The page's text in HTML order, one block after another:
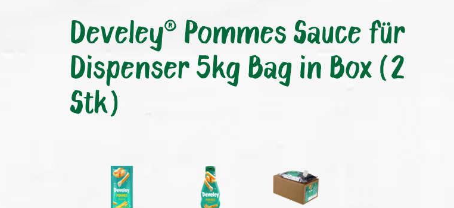
Develey® Pommes Sauce für
Dispenser 5kg Bag in Box (2
Stk)